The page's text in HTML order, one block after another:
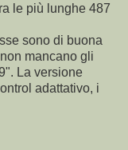
le più lunghe 487
sono di buona
mancano gli
La versione
adattativo, i